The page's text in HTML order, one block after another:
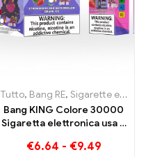
,
Tutto, Bang RE, Sigarette elettroniche usa e getta Lituania
Bang KING Colore 30000
Sigaretta elettronica usa e
dolce anguria alla fragola e
€6.64 - €9.49